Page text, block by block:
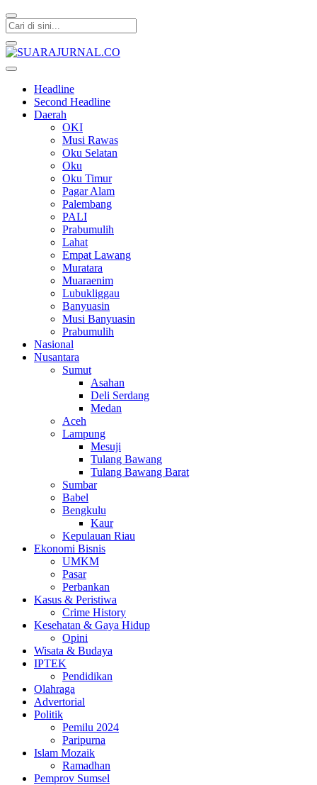
Headline
Second Headline
Daerah
OKI
Musi Rawas
Oku Selatan
Oku
Oku Timur
Pagar Alam
Palembang
PALI
Prabumulih
Lahat
Empat Lawang
Muratara
Muaraenim
Lubukliggau
Banyuasin
Musi Banyuasin
Prabumulih
Nasional
Nusantara
Sumut
Asahan
Deli Serdang
Medan
Aceh
Lampung
Mesuji
Tulang Bawang
Tulang Bawang Barat
Sumbar
Babel
Bengkulu
Kaur
Kepulauan Riau
Ekonomi Bisnis
UMKM
Pasar
Perbankan
Kasus & Peristiwa
Crime History
Kesehatan & Gaya Hidup
Opini
Wisata & Budaya
IPTEK
Pendidikan
Olahraga
Advertorial
Politik
Pemilu 2024
Paripurna
Islam Mozaik
Ramadhan
Pemprov Sumsel